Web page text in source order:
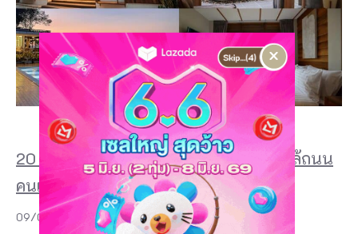
20 ที่พักเชียงคาน 2026 สวย ๆ ริมโขง ใกล้ถนน
คนเดิน และฟีลบ้านไม้สุดอบอุ่น
09/07/2026
×